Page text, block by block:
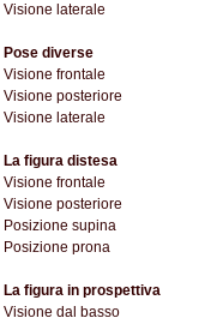
Visione laterale
Pose diverse
Visione frontale
Visione posteriore
Visione laterale
La figura distesa
Visione frontale
Visione posteriore
Posizione supina
Posizione prona
La figura in prospettiva
Visione dal basso